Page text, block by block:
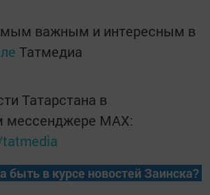
важным и интересным в
Татмедиа
Татарстана в
мессенджере MАХ:
быть в курсе новостей Заинска?